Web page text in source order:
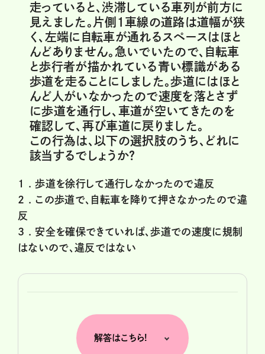
走っていると、渋滞している車列が前方に
見えました。片側１車線の道路は道幅が狭
く、左端に自転車が通れるスペースはほと
んどありません。急いでいたので、自転車
と歩行者が描かれている青い標識がある
歩道を走ることにしました。歩道にはほと
んど人がいなかったので速度を落とさず
に歩道を通行し、車道が空いてきたのを
確認して、再び車道に戻りました。
この行為は、以下の選択肢のうち、どれに
該当するでしょうか？
1 .歩道を徐行して通行しなかったので違反
2 . この歩道で、自転車を降りて押さなかったので違
反
3 .安全を確保できていれば、歩道での速度に規制
はないので、違反ではない
解答はこちら!